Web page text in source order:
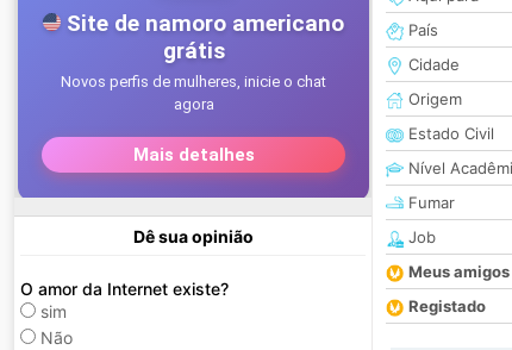
Dê sua opinião
O amor da Internet existe?
sim
Não
País
Cidade
Origem
Estado Civil
Nível
Fumar
Job
Meus amigos
Registado